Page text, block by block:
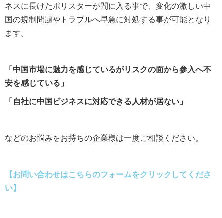
ネスに長けたポリスターが間に入る事で、変化の激しい中
国の規制問題やトラブルへ早急に対処する事が可能となり
ます。
「中国市場に魅力を感じているがリスクの面から参入へ不
安を感じている」
「自社に中国ビジネスに対応できる人材が居ない」
などのお悩みをお持ちの企業様は一度ご相談ください。
【お問い合わせはこちらのフォームをクリックしてくださ
い】